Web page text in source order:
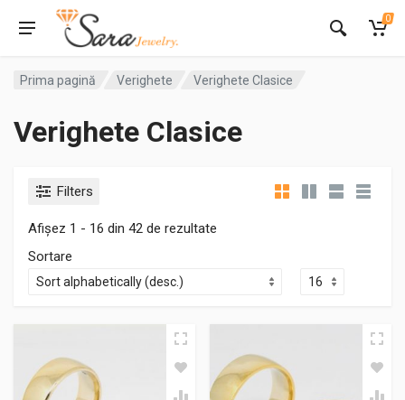
0
Prima pagină Verighete Verighete Clasice
Verighete Clasice
Filters
Afișez 1 - 16 din 42 de rezultate
Sortare